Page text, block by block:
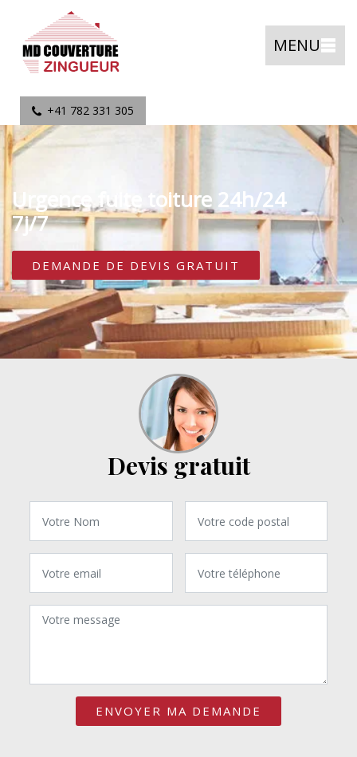
MENU
+41 782 331 305
Urgence fuite toiture 24h/24
7j/7
DEMANDE DE DEVIS GRATUIT
Devis gratuit